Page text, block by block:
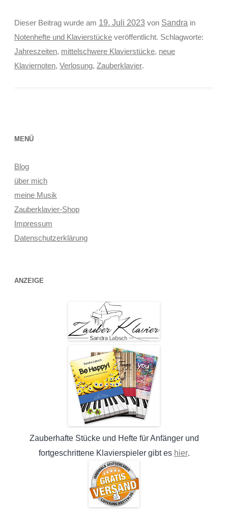
Dieser Beitrag wurde am 19. Juli 2023 von Sandra in
Notenhefte und Klavierstückeveröffentlicht. Schlagworte:
Jahreszeiten, mittelschwere Klavierstücke, neue
Klaviernoten, Verlosung, Zauberklavier.
MENÜ
Blog
über mich
meine Musik
Zauberklavier-Shop
Impressum
Datenschutzerklärung
ANZEIGE
Zauberhafte Stücke und Hefte für Anfänger und
fortgeschrittene Klavierspieler gibt es hier.